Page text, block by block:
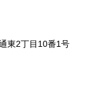
東2丁目10番1号